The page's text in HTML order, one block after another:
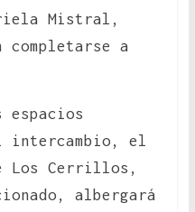
Mistral,
completarse a
espacios
intercambio, el
Los Cerrillos,
albergará